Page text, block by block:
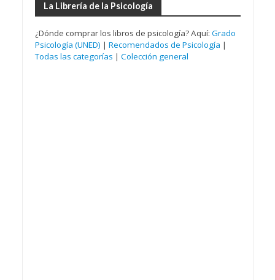
La Librería de la Psicología
¿Dónde comprar los libros de psicología? Aquí: Grado
Psicología (UNED) | Recomendados de Psicología |
Todas las categorías | Colección general